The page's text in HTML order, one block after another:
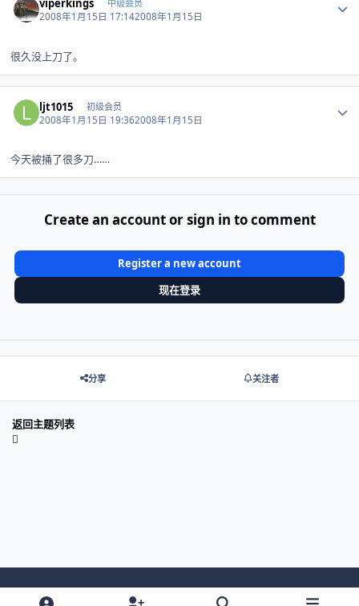
viperkings 中级会员
2008年1月15日 17:142008年1月15日
很久没上刀了。
ljt1015 初级会员
2008年1月15日 19:362008年1月15日
今天被捅了很多刀……
Create an account or sign in to comment
Register a new account
现在登录
分享 关注者
返回主题列表